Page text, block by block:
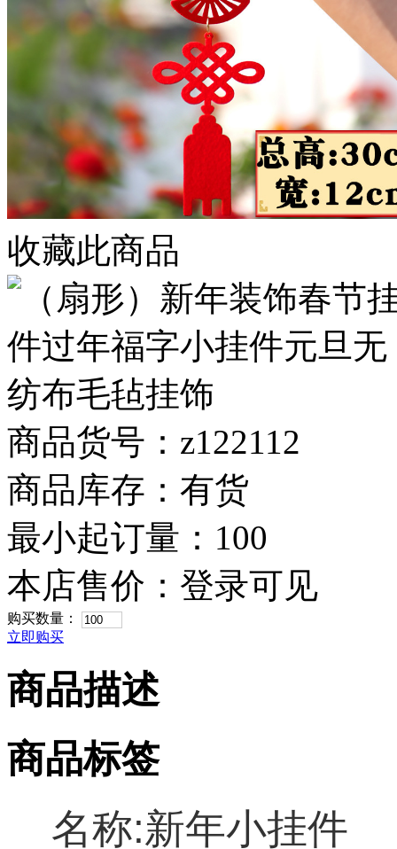
收藏此商品
商品货号：z122112
商品库存：有货
最小起订量：100
本店售价： 登录可见
购买数量：
立即购买
商品描述
商品标签
名称:新年小挂件